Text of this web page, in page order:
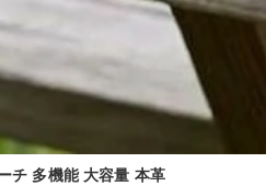
チ 多機能 大容量 本革